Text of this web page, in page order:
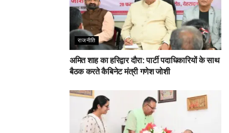
राजनीति
अमित शाह का हरिद्वार दौरा: पार्टी पदाधिकारियों के साथ
बैठक करते कैबिनेट मंत्री गणेश जोशी